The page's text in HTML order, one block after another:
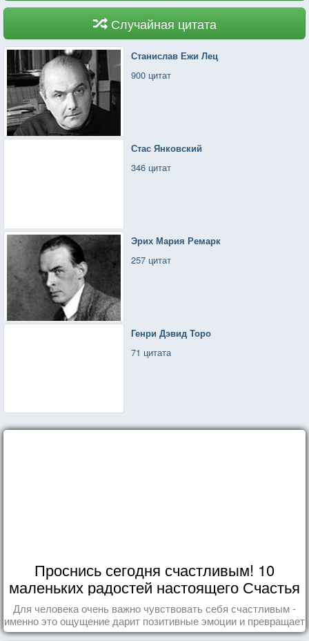
Случайная цитата
Станислав Ежи Лец
900 цитат
Стас Янковский
346 цитат
Эрих Мария Ремарк
257 цитат
Генри Дэвид Торо
71 цитата
Проснись сегодня счастливым! 10
маленьких радостей настоящего Счастья
Для человека очень важно чувствовать себя счастливым -
именно это ощущение дарит позитивные эмоции и превращает
каждый день в маленький праздник.